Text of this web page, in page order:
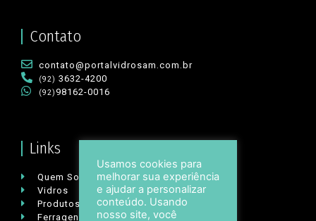
Contato
contato@portalvidrosam.com.br
(92) 3632-4200
(92)98162-0016
Links
Quem Somos
Vidros
Produtos Acabados ou Semi-Acabados
Ferragens
Usamos cookies para
melhorar sua experiência
e ajudar a personalizar
conteúdo. Usando
nosso site, você